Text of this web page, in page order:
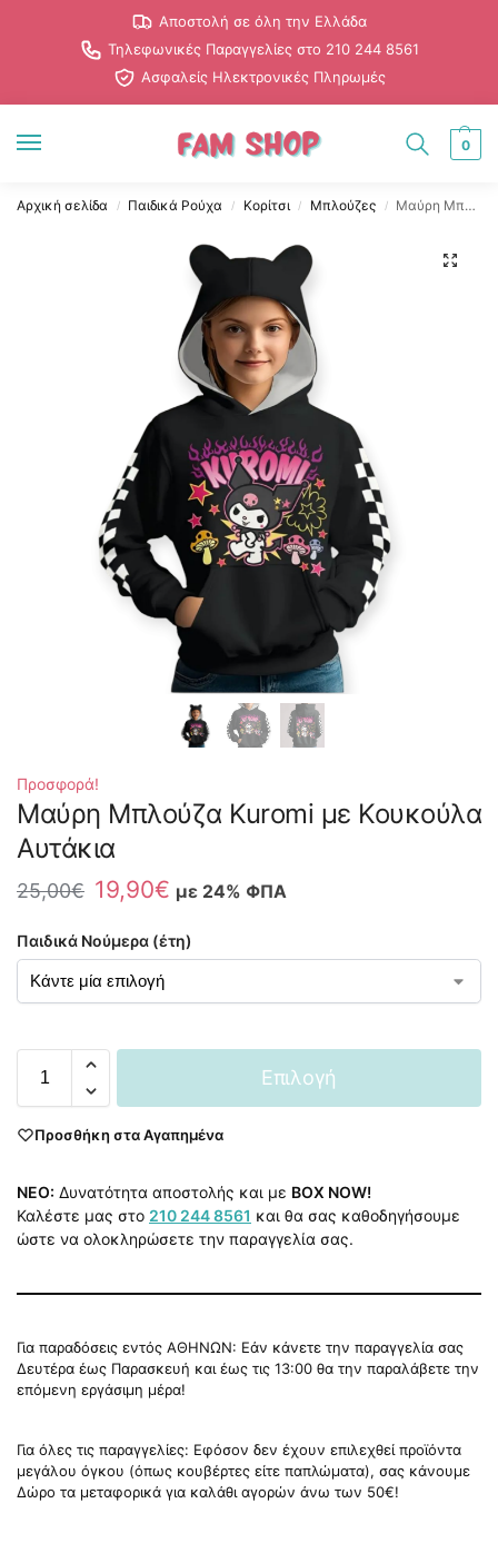
Αποστολή σε όλη την Ελλάδα
Τηλεφωνικές Παραγγελίες στο 210 244 8561
Ασφαλείς Ηλεκτρονικές Πληρωμές
0
Αρχική σελίδα / Παιδικά Ρούχα / Κορίτσι / Μπλούζες / Μαύρη Μπλούζα Kuromi με Κουκούλα Αυτάκια
Προσφορά!
Μαύρη Μπλούζα Kuromi με Κουκούλα
Αυτάκια
25,00€ 19,90€ με 24% ΦΠΑ
Παιδικά Νούμερα (έτη)
Επιλογή
Προσθήκη στα Αγαπημένα
NEO: Δυνατότητα αποστολής και με BOX NOW!
Καλέστε μας στο 210 244 8561 και θα σας καθοδηγήσουμε
ώστε να ολοκληρώσετε την παραγγελία σας.
Για παραδόσεις εντός ΑΘΗΝΩΝ: Εάν κάνετε την παραγγελία σας
Δευτέρα έως Παρασκευή και έως τις 13:00 θα την παραλάβετε την
επόμενη εργάσιμη μέρα!
Για όλες τις παραγγελίες: Εφόσον δεν έχουν επιλεχθεί προϊόντα
μεγάλου όγκου (όπως κουβέρτες είτε παπλώματα), σας κάνουμε
Δώρο τα μεταφορικά για καλάθι αγορών άνω των 50€!